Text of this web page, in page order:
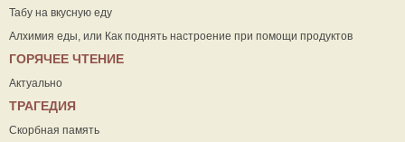
Табу на вкусную еду
Алхимия еды, или Как поднять настроение при помощи продуктов
ГОРЯЧЕЕ ЧТЕНИЕ
Актуально
ТРАГЕДИЯ
Скорбная память